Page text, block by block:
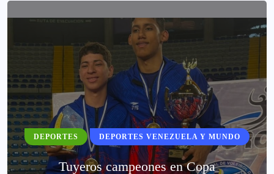
DEPORTES DEPORTES VENEZUELA Y MUNDO
Tuyeros campeones en Copa